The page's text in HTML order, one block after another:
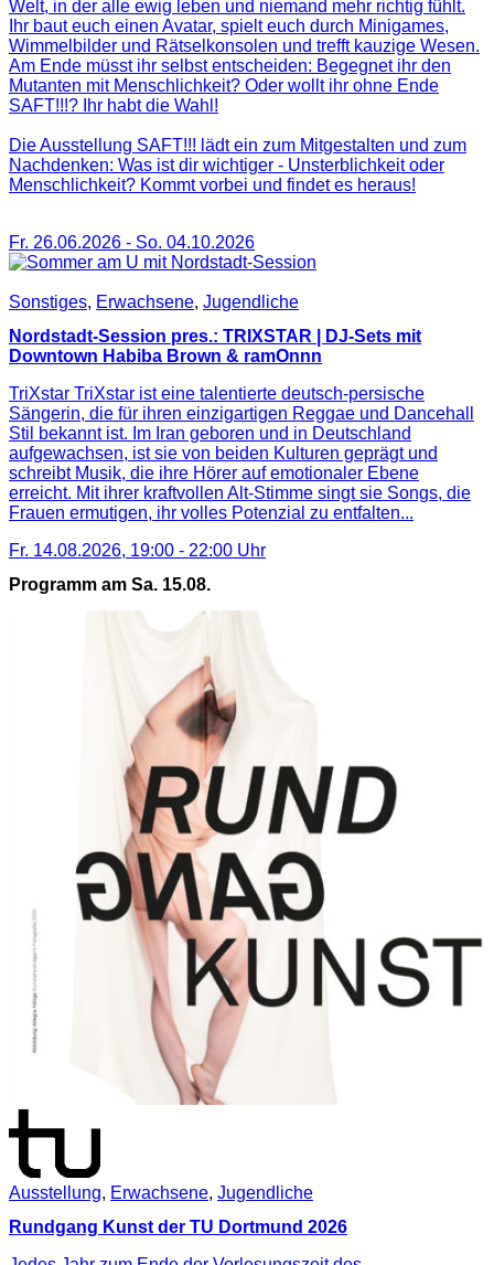
Welt, in der alle ewig leben und niemand mehr richtig fühlt.
Ihr baut euch einen Avatar, spielt euch durch Minigames,
Wimmelbilder und Rätselkonsolen und trefft kauzige Wesen.
Am Ende müsst ihr selbst entscheiden: Begegnet ihr den
Mutanten mit Menschlichkeit? Oder wollt ihr ohne Ende
SAFT!!!? Ihr habt die Wahl!
Die Ausstellung SAFT!!! lädt ein zum Mitgestalten und zum
Nachdenken: Was ist dir wichtiger - Unsterblichkeit oder
Menschlichkeit? Kommt vorbei und findet es heraus!
Fr. 26.06.2026 - So. 04.10.2026
Sonstiges, Erwachsene, Jugendliche
Nordstadt-Session pres.: TRIXSTAR | DJ-Sets mit
Downtown Habiba Brown & ramOnnn
TriXstar TriXstar ist eine talentierte deutsch-persische
Sängerin, die für ihren einzigartigen Reggae und Dancehall
Stil bekannt ist. Im Iran geboren und in Deutschland
aufgewachsen, ist sie von beiden Kulturen geprägt und
schreibt Musik, die ihre Hörer auf emotionaler Ebene
erreicht. Mit ihrer kraftvollen Alt-Stimme singt sie Songs, die
Frauen ermutigen, ihr volles Potenzial zu entfalten...
Fr. 14.08.2026, 19:00 - 22:00 Uhr
Programm am Sa. 15.08.
Ausstellung, Erwachsene, Jugendliche
Rundgang Kunst der TU Dortmund 2026